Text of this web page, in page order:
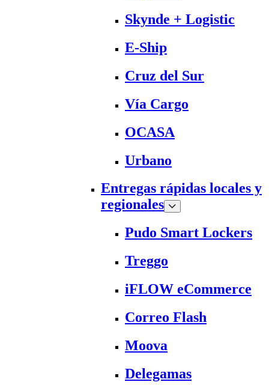
Skynde + Logistic
E-Ship
Cruz del Sur
Vía Cargo
OCASA
Urbano
Entregas rápidas locales y
regionales
Pudo Smart Lockers
Treggo
iFLOW eCommerce
Correo Flash
Moova
Delegamas